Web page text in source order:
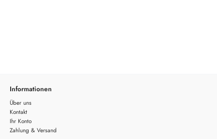
Informationen
Über uns
Kontakt
Ihr Konto
Zahlung & Versand